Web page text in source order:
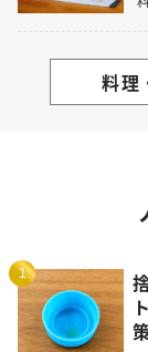
料理
1